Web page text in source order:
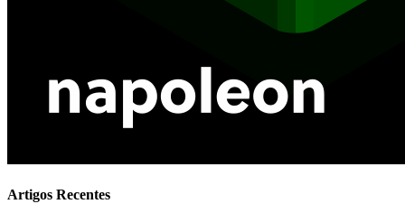
Artigos Recentes